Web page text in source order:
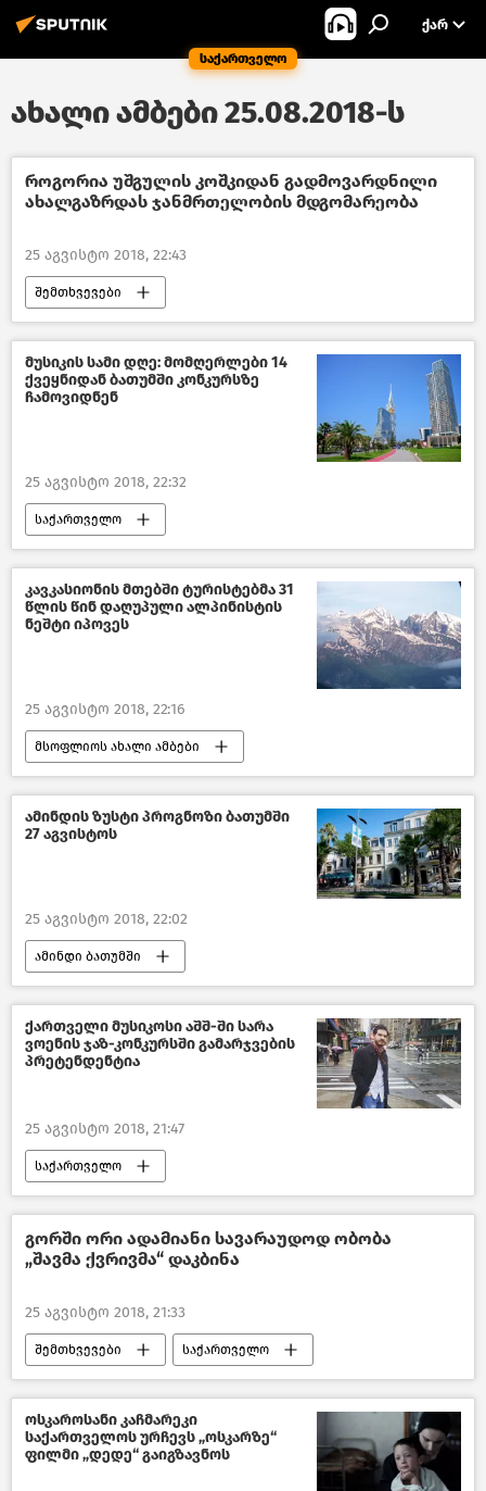
საქართველო
ᲥᲐᲠ
ახალი ამბები 25.08.2018-ს
როგორია უშგულის კოშკიდან გადმოვარდნილი
ახალგაზრდას ჯანმრთელობის მდგომარეობა
25 აგვისტო 2018, 22:43
შემთხვევები
შემთხვევები საქართველოში –2018
საქართველო
მუსიკის სამი დღე: მომღერლები 14
ქვეყნიდან ბათუმში კონკურსზე
ჩამოვიდნენ
25 აგვისტო 2018, 22:32
საქართველო
კულტურა საქართველოში
კავკასიონის მთებში ტურისტებმა 31
წლის წინ დაღუპული ალპინისტის
ნეშტი იპოვეს
25 აგვისტო 2018, 22:16
მსოფლიოს ახალი ამბები
ამინდის ზუსტი პროგნოზი ბათუმში
27 აგვისტოს
25 აგვისტო 2018, 22:02
ამინდი ბათუმში
ამინდი საქართველოში საქართველო
ქართველი მუსიკოსი აშშ-ში სარა
ვოენის ჯაზ-კონკურსში გამარჯვების
პრეტენდენტია
25 აგვისტო 2018, 21:47
საქართველო
კულტურა საქართველოში
გორში ორი ადამიანი სავარაუდოდ ობობა
„შავმა ქვრივმა“ დაკბინა
25 აგვისტო 2018, 21:33
შემთხვევები საქართველო
ჯანდაცვა საქართველოში
ოსკაროსანი კაჩმარეკი
საქართველოს ურჩევს „ოსკარზე“
ფილმი „დედე“ გაიგზავნოს